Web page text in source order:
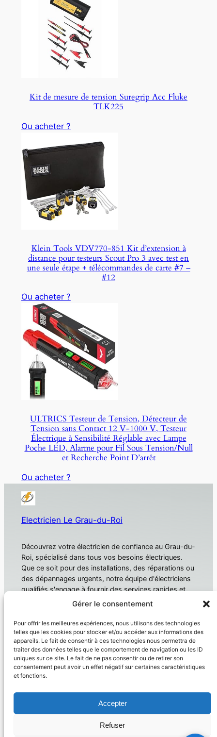
Gérer le consentement
Pour offrir les meilleures expériences, nous utilisons des technologies
telles que les cookies pour stocker et/ou accéder aux informations des
appareils. Le fait de consentir à ces technologies nous permettra de
traiter des données telles que le comportement de navigation ou les ID
uniques sur ce site. Le fait de ne pas consentir ou de retirer son
consentement peut avoir un effet négatif sur certaines caractéristiques
et fonctions.
Accepter
Refuser
Kit de mesure de tension Suregrip Acc Fluke
TLK225
Ou acheter ?
Klein Tools VDV770-851 Kit d’extension à
distance pour testeurs Scout Pro 3 avec test en
une seule étape + télécommandes de carte #7 –
#12
Ou acheter ?
ULTRICS Testeur de Tension, Détecteur de
Tension sans Contact 12 V-1000 V, Testeur
Électrique à Sensibilité Réglable avec Lampe
Poche LED, Alarme pour Fil Sous Tension/Null
et Recherche Point D’arrêt
Ou acheter ?
Electricien Le Grau-du-Roi
Découvrez votre électricien de confiance au Grau-du-
Roi, spécialisé dans tous vos besoins électriques.
Que ce soit pour des installations, des réparations ou
des dépannages urgents, notre équipe d'électriciens
qualifiés s'engage à fournir des services rapides et
fiables. Électricien Le Grau-du-Roi
À propos
Domotique
Électricien
Produit
Confidentialité
Politique de confidentialité
Conditions générales
Nous contacter
Réseaux sociaux
– siret